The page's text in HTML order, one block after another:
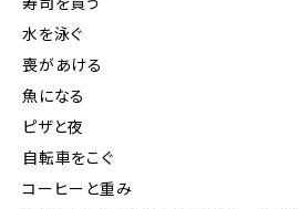
水を泳ぐ
喪があける
魚になる
ピザと夜
自転車をこぐ
コーヒーと重み